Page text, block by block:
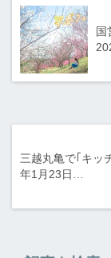
国
三越丸亀で｢キッ
年1月23日…